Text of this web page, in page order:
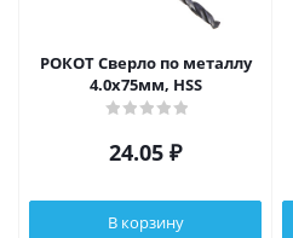
РОКОТ Сверло по металлу
4.0х75мм, HSS
24.05 ₽
В корзину